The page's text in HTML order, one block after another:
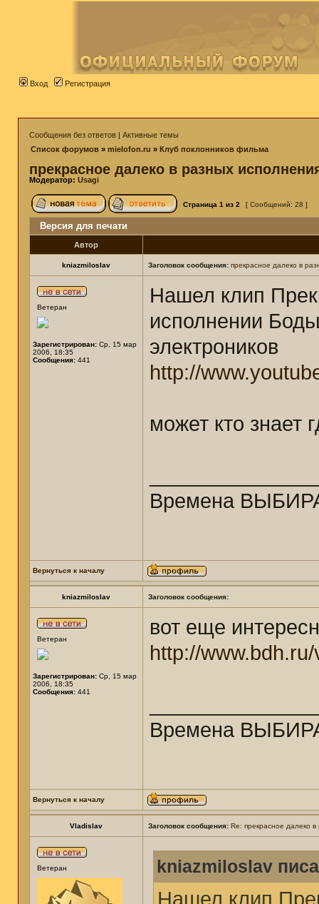
Вход Регистрация
Сообщения без ответов | Активные темы
Список форумов » mielofon.ru » Клуб поклонников фильма
прекрасное далеко в разных
Модератор: Usagi
Страница 1 из 2 [ Сообщений: 28 ]
Версия для печати
Автор
kniazmiloslav Заголовок сообщения: прекрасное далеко в
Ветеран
Зарегистрирован: Ср, 15 мар
2006, 18:35
Сообщения: 441
Нашел клип
исполнении
электроников
http://
может кто знает
Времена
Вернуться к началу
kniazmiloslav Заголовок сообщения:
Ветеран
Зарегистрирован: Ср, 15 мар
2006, 18:35
Сообщения: 441
вот еще
http://
Времена
Вернуться к началу
Vladislav Заголовок сообщения: Re: прекрасное далеко
Ветеран kniazmiloslav
Нашел клип